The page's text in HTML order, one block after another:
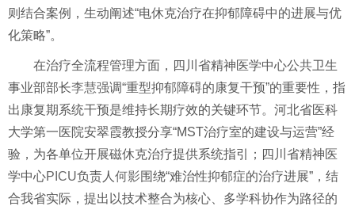
则结合案例，生动阐述“电休克治疗在抑郁障碍中的进展与优
化策略”。
在治疗全流程管理方面，四川省精神医学中心公共卫生
事业部部长李慧强调“重型抑郁障碍的康复干预”的重要性，指
出康复期系统干预是维持长期疗效的关键环节。河北省医科
大学第一医院安翠霞教授分享“MST治疗室的建设与运营”经
验，为各单位开展磁休克治疗提供系统指引；四川省精神医
学中心PICU负责人 何影围绕“难治性抑郁症的治疗进展”，结
合我省实际，提出以技术整合为核心、多学科协作为路径的